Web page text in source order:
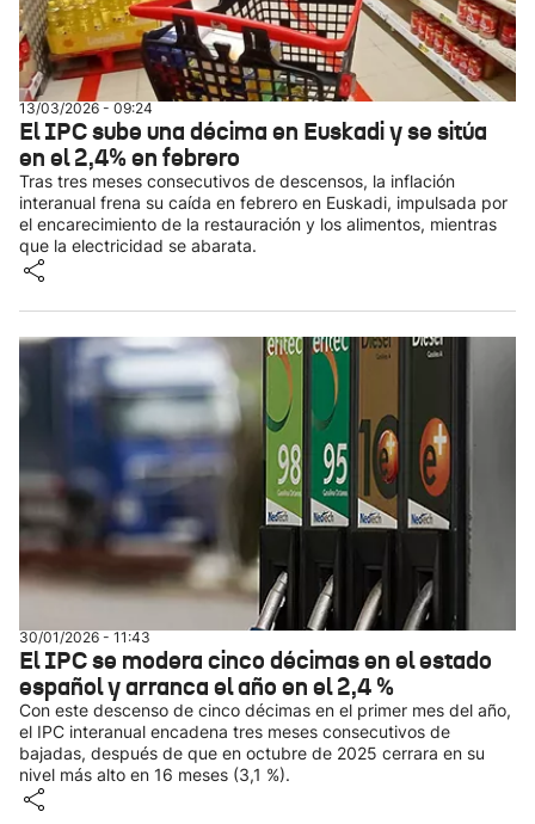
13/03/2026 - 09:24
El IPC sube una décima en Euskadi y se sitúa
en el 2,4% en febrero
Tras tres meses consecutivos de descensos, la inflación
interanual frena su caída en febrero en Euskadi, impulsada por
el encarecimiento de la restauración y los alimentos, mientras
que la electricidad se abarata.
30/01/2026 - 11:43
El IPC se modera cinco décimas en el estado
español y arranca el año en el 2,4 %
Con este descenso de cinco décimas en el primer mes del año,
el IPC interanual encadena tres meses consecutivos de
bajadas, después de que en octubre de 2025 cerrara en su
nivel más alto en 16 meses (3,1 %).